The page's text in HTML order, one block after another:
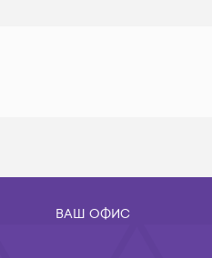
ВАШ ОФИС